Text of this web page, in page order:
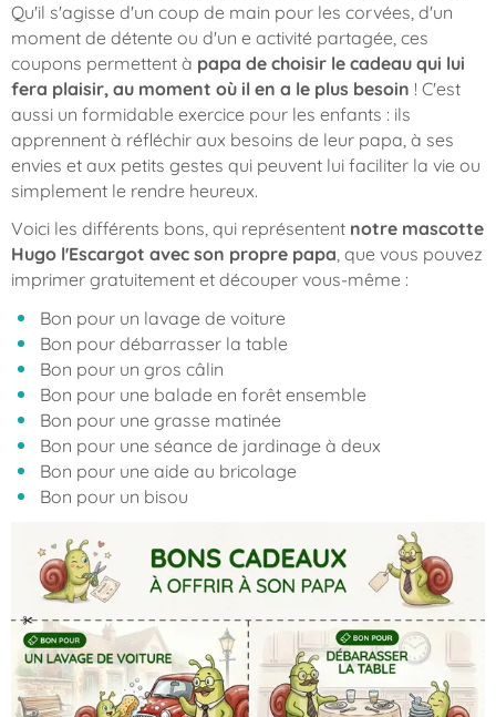
Qu'il s'agisse d'un coup de main pour les corvées, d'un
moment de détente ou d'un e activité partagée, ces
coupons permettent à papa de choisir le cadeau qui lui
fera plaisir, au moment où il en a le plus besoin ! C'est
aussi un formidable exercice pour les enfants : ils
apprennent à réfléchir aux besoins de leur papa, à ses
envies et aux petits gestes qui peuvent lui faciliter la vie ou
simplement le rendre heureux.
Voici les différents bons, qui représentent notre mascotte
Hugo l'Escargot avec son propre papa, que vous pouvez
imprimer gratuitement et découper vous-même :
Bon pour un lavage de voiture
Bon pour débarrasser la table
Bon pour un gros câlin
Bon pour une balade en forêt ensemble
Bon pour une grasse matinée
Bon pour une séance de jardinage à deux
Bon pour une aide au bricolage
Bon pour un bisou